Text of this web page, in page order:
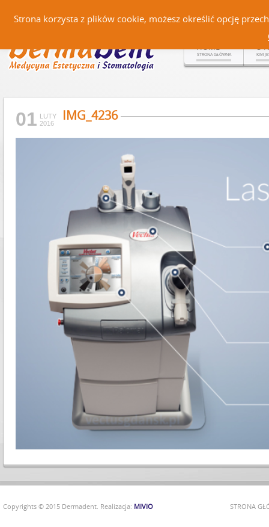
HOME
STRONA GŁÓWNA
O
KIM
01 LUTY
2016
IMG_4236
STRONA
Copyrights © 2015 Dermadent. Realizacja: MIVIO
Strona korzysta z plików cookie, możesz określić opcję